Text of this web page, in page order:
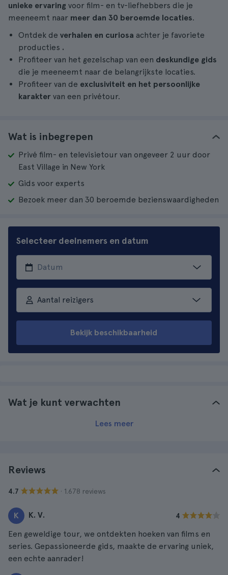
unieke ervaring voor film- en tv-liefhebbers die je
meeneemt naar meer dan 30 beroemde locaties.
Ontdek de verhalen en curiosa achter je favoriete
producties .
Profiteer van het gezelschap van een deskundige gids
die je meeneemt naar de belangrijkste locaties.
Profiteer van de exclusiviteit en het persoonlijke
karakter van een privétour.
Wat is inbegrepen
Privé film- en televisietour van ongeveer 2 uur door
East Village in New York
Gids voor experts
Bezoek meer dan 30 beroemde bezienswaardigheden
Selecteer deelnemers en datum
Aantal reizigers
Bekijk beschikbaarheid
Wat je kunt verwachten
Lees meer
Reviews
4.7 · 1.678 reviews
K K. V. 4
Een geweldige tour, we ontdekten hoeken van films en
series. Gepassioneerde gids, maakte de ervaring uniek,
een echte aanrader!